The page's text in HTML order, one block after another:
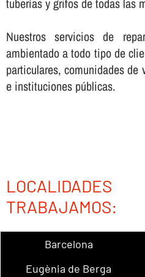
tuberí­as y grifos de todas las
Nuestros servicios de
ambientado a todo tipo de
particulares, comunidades
e instituciones públicas.
TRABAJAMOS:
Barcelona
Eugènia de Berga